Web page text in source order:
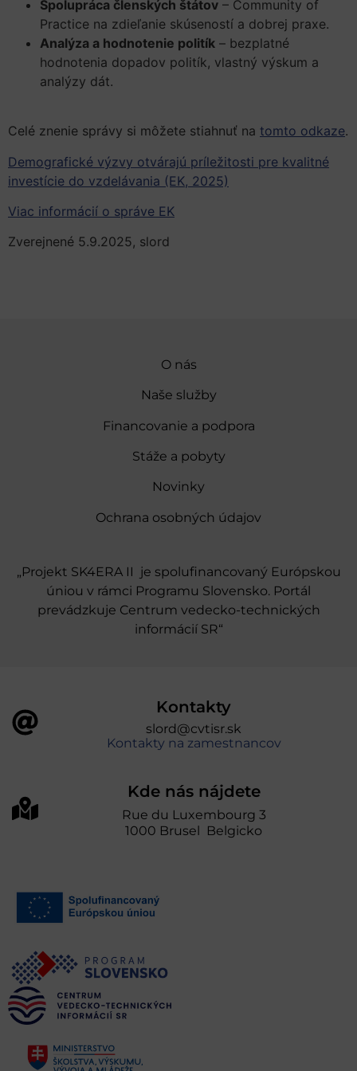
Spolupráca členských štátov – Community of
Practice na zdieľanie skúseností a dobrej praxe.
Analýza a hodnotenie politík – bezplatné
hodnotenia dopadov politík, vlastný výskum a
analýzy dát.
Celé znenie správy si môžete stiahnuť na tomto odkaze.
Demografické výzvy otvárajú príležitosti pre kvalitné
investície do vzdelávania (EK, 2025)
Viac informácií o správe EK
Zverejnené 5.9.2025, slord
O nás
Naše služby
Financovanie a podpora
Stáže a pobyty
Novinky
Ochrana osobných údajov
„Projekt SK4ERA II je spolufinancovaný Európskou
úniou v rámci Programu Slovensko. Portál
prevádzkuje Centrum vedecko-technických
informácií SR“
Kontakty
slord@cvtisr.sk
Kontakty na zamestnancov
Kde nás nájdete
Rue du Luxembourg 3
1000 Brusel Belgicko